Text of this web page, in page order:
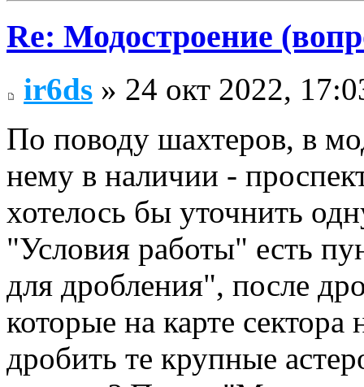
Re: Модостроение
ir6ds » 24 окт 2022,
По поводу шахтеров, в
нему в наличии -
хотелось бы уточнить
"Условия работы" есть
для дробления", после
которые на карте сектора
дробить те крупные